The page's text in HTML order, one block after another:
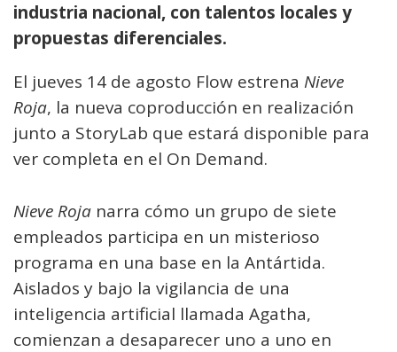
industria nacional, con talentos locales y
propuestas diferenciales.
El jueves 14 de agosto Flow estrena Nieve
Roja, la nueva coproducción en realización
junto a StoryLab que estará disponible para
ver completa en el On Demand.
Nieve Roja narra cómo un grupo de siete
empleados participa en un misterioso
programa en una base en la Antártida.
Aislados y bajo la vigilancia de una
inteligencia artificial llamada Agatha,
comienzan a desaparecer uno a uno en